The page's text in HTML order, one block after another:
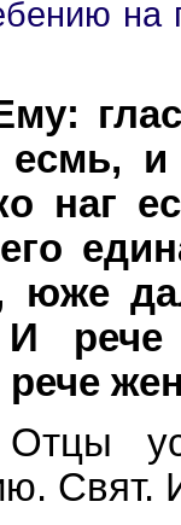
на
есмь,
наг
юже
рече
Свят.